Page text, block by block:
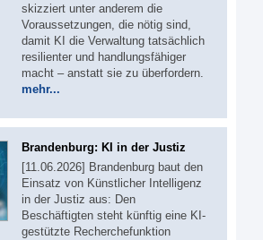
skizziert unter anderem die
Voraussetzungen, die nötig sind,
damit KI die Verwaltung tatsächlich
resilienter und handlungsfähiger
macht – anstatt sie zu überfordern.
mehr...
Brandenburg: KI in der Justiz
[11.06.2026] Brandenburg baut den
Einsatz von Künstlicher Intelligenz
in der Justiz aus: Den
Beschäftigten steht künftig eine KI-
gestützte Recherchefunktion